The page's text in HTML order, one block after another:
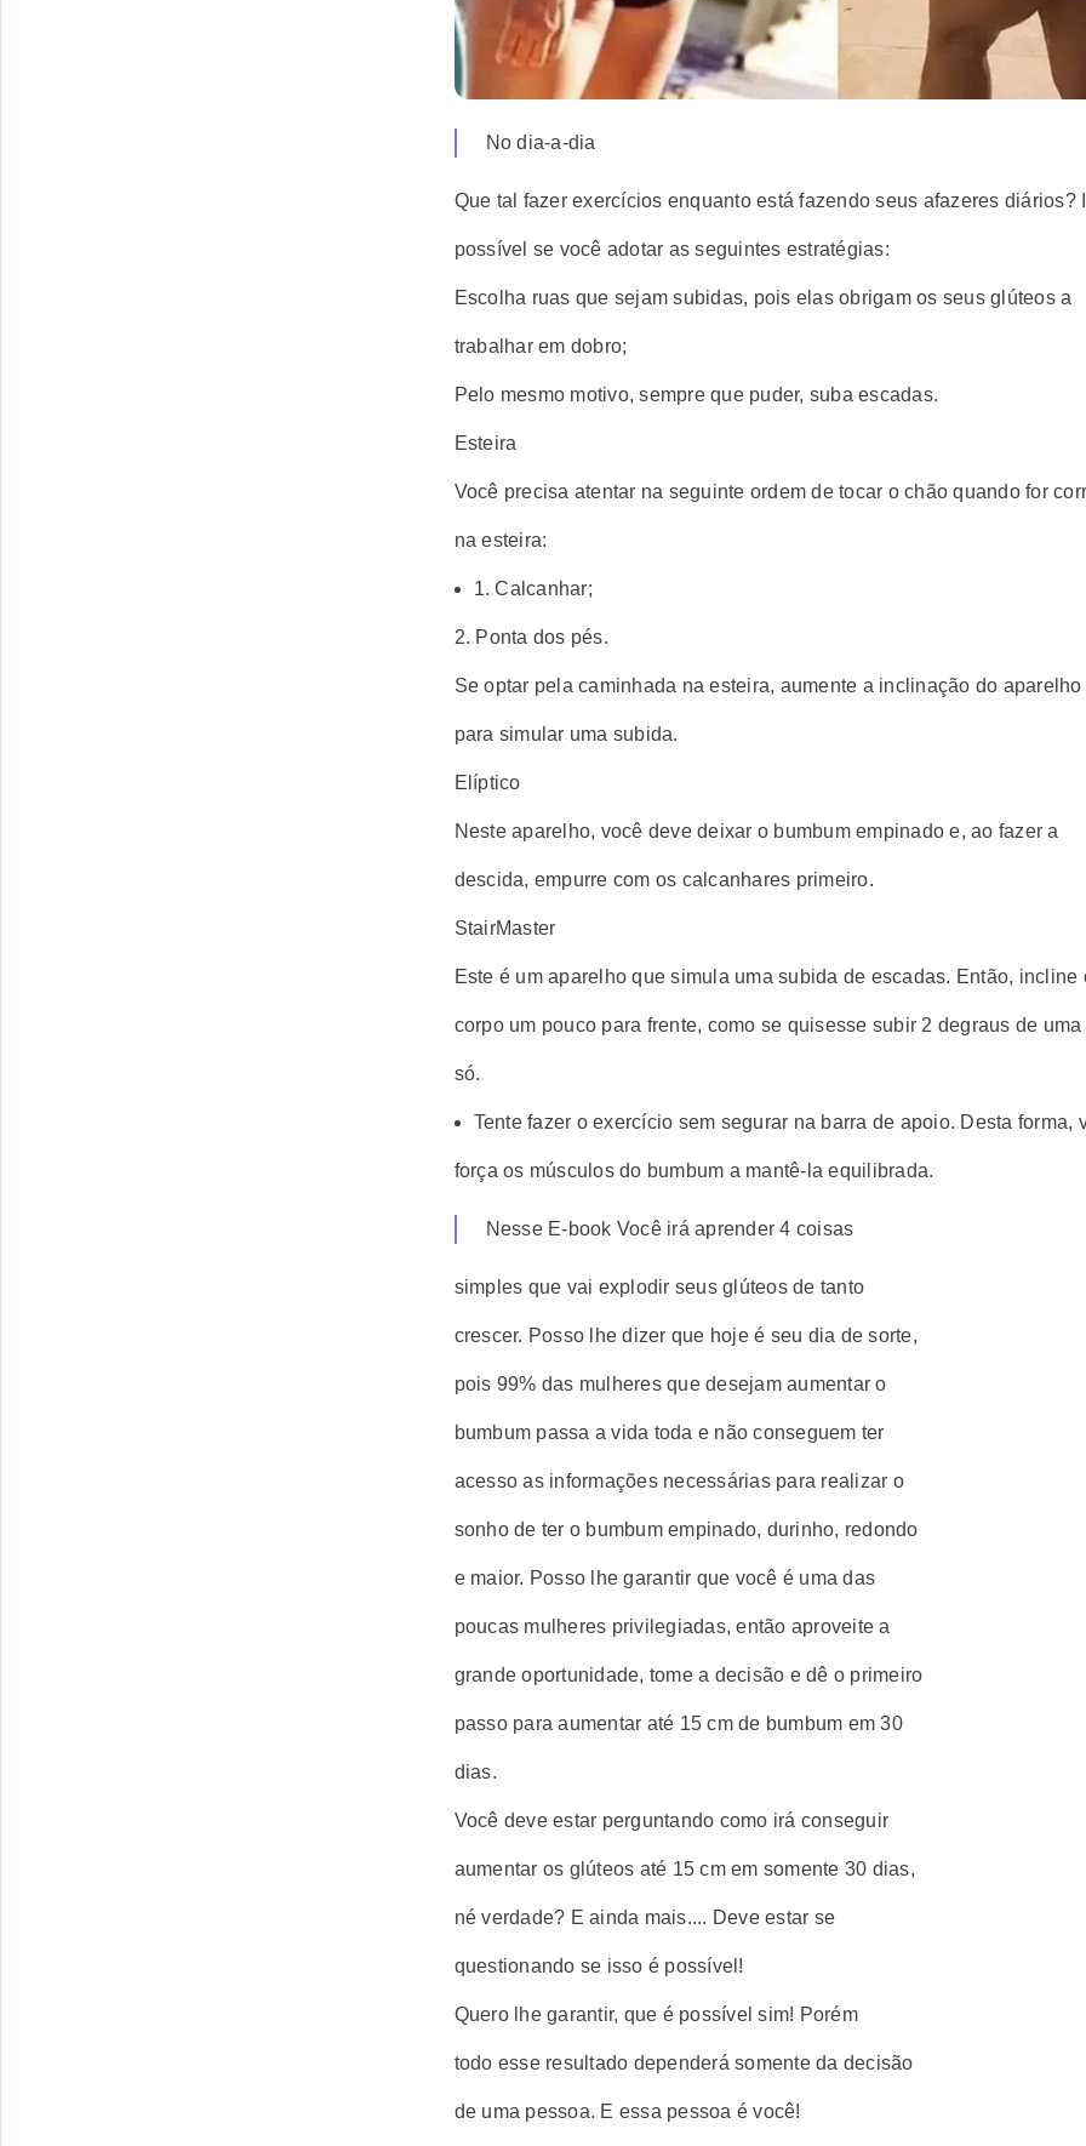
No dia-a-dia
Que tal fazer exercícios enquanto está fazendo seus afazeres diários?
possível se você adotar as seguintes estratégias:
Escolha ruas que sejam subidas, pois elas obrigam os seus glúteos a
trabalhar em dobro;
Pelo mesmo motivo, sempre que puder, suba escadas.
Esteira
Você precisa atentar na seguinte ordem de tocar o chão quando for
na esteira:
1. Calcanhar;
2. Ponta dos pés.
Se optar pela caminhada na esteira, aumente a inclinação do aparelho
para simular uma subida.
Elíptico
Neste aparelho, você deve deixar o bumbum empinado e, ao fazer a
descida, empurre com os calcanhares primeiro.
StairMaster
Este é um aparelho que simula uma subida de escadas. Então, incline
corpo um pouco para frente, como se quisesse subir 2 degraus de uma
só.
Tente fazer o exercício sem segurar na barra de apoio. Desta forma,
força os músculos do bumbum a mantê-la equilibrada.
Nesse E-book Você irá aprender 4 coisas
simples que vai explodir seus glúteos de tanto
crescer. Posso lhe dizer que hoje é seu dia de sorte,
pois 99% das mulheres que desejam aumentar o
bumbum passa a vida toda e não conseguem ter
acesso as informações necessárias para realizar o
sonho de ter o bumbum empinado, durinho, redondo
e maior. Posso lhe garantir que você é uma das
poucas mulheres privilegiadas, então aproveite a
grande oportunidade, tome a decisão e dê o primeiro
passo para aumentar até 15 cm de bumbum em 30
dias.
Você deve estar perguntando como irá conseguir
aumentar os glúteos até 15 cm em somente 30 dias,
né verdade? E ainda mais.... Deve estar se
questionando se isso é possível!
Quero lhe garantir, que é possível sim! Porém
todo esse resultado dependerá somente da decisão
de uma pessoa. E essa pessoa é você!